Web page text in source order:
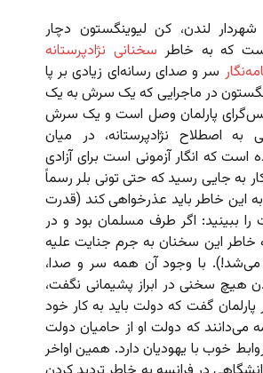
لندن، کن لیوینگستون دچار
که به خاطر سخنانی نژادپرستانه
سر و صدای رسانه‌ای زیادی بر پا
در ماجرایی که یک سرش به یک
پارلمان وصل است و یک سرش
به اصطلاح نژادپرستانه، در میان
است که انگار آزمونی است برای آزادی
کار به جایی رسید که حتی تونی بلر رسماً
این خاطر باید عذرخواهی کند (قدرت
ببینید: اگر طرف مسلمان بود و در
خاطر این سخنان به جرم جنایت علیه
با وجود آن همه سر و صدا،
هیچ سخنی در ابراز پشیمانی نگفت،
پارلمان گفت که دولت باید به کار خود
می‌دانند که دولت او از حامیان دولت
خوب با یهودیان دارد. همین اواخر